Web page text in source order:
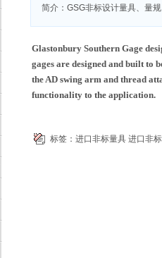
简介：GSG非标设计量具、量规
Glastonbury Southern Gage
gages are designed and built to
the AD swing arm and thread
functionality to the application.
标签： 进口非标量具 进口非